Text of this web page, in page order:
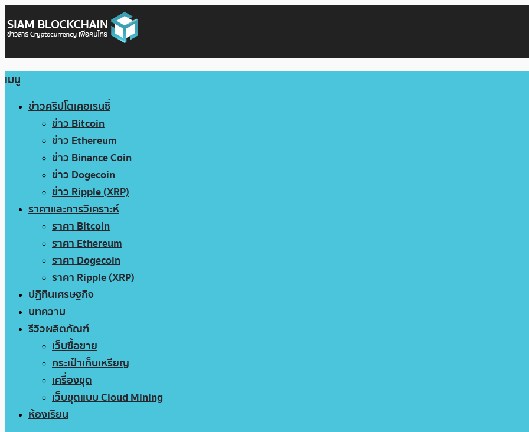
เมนู
ข่าวคริปโตเคอเรนซี่
ข่าว Bitcoin
ข่าว Ethereum
ข่าว Binance Coin
ข่าว Dogecoin
ข่าว Ripple (XRP)
ราคาและการวิเคราะห์
ราคา Bitcoin
ราคา Ethereum
ราคา Dogecoin
ราคา Ripple (XRP)
ปฏิทินเศรษฐกิจ
บทความ
รีวิวผลิตภัณฑ์
เว็บซื้อขาย
กระเป๋าเก็บเหรียญ
เครื่องขุด
เว็บขุดแบบ Cloud Mining
ห้องเรียน